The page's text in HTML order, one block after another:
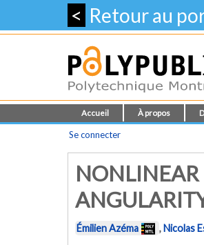
< Retour au
Accueil À propos
Se connecter
NONLINEAR
Émilien Azéma ,Nicolas